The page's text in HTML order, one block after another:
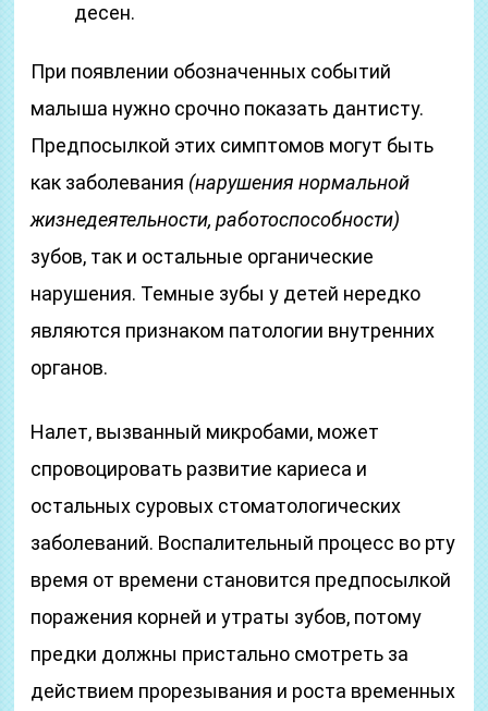
десен.
При появлении обозначенных событий
малыша нужно срочно показать дантисту.
Предпосылкой этих симптомов могут быть
как заболевания (нарушения нормальной
жизнедеятельности, работоспособности)
зубов, так и остальные органические
нарушения. Темные зубы у детей нередко
являются признаком патологии внутренних
органов.
Налет, вызванный микробами, может
спровоцировать развитие кариеса и
остальных суровых стоматологических
заболеваний. Воспалительный процесс во рту
время от времени становится предпосылкой
поражения корней и утраты зубов, потому
предки должны пристально смотреть за
действием прорезывания и роста временных